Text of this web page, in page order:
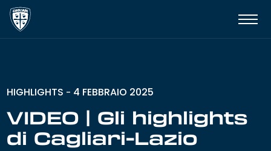
HIGHLIGHTS - 4 FEBBRAIO 2025
VIDEO | Gli highlights
di Cagliari-Lazio